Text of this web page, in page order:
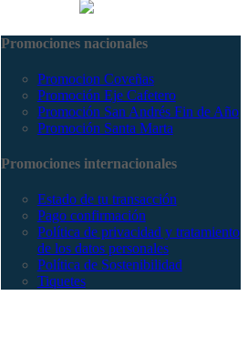
Promociones nacionales
Promocion Coveñas
Promoción Eje Cafetero
Promoción San Andrés Fin de Año
Promoción Santa Marta
Promociones internacionales
Estado de tu transacción
Pago confirmación
Política de privacidad y tratamiento
de los datos personales
Política de Sostenibilidad
Tiquetes